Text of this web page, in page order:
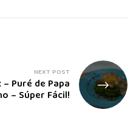
NEXT POST
Puré de Papa
– Súper Fácil!